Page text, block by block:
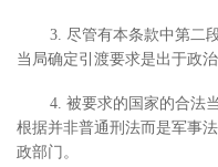
3. 尽管有本条款中第二
当局确定引渡要求是出于政
4. 被要求的国家的合法
根据并非普通刑法而是军事
政部门。